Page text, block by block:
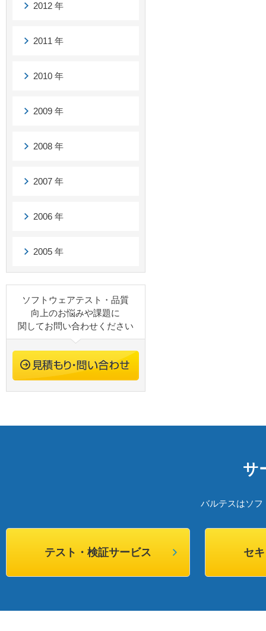
2012 年
2011 年
2010 年
2009 年
2008 年
2007 年
2006 年
2005 年
ソフトウェアテスト・品質
向上のお悩みや課題に
関してお問い合わせください
サ
バルテスはソ
テスト・検証サービス セ